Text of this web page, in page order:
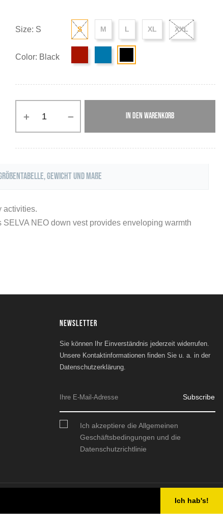
Ich hab's!
Size: S S M L XL XXL
Color: Black
IN DEN WARENKORB
Gewicht und Maße
activities.
NEO down vest provides enveloping warmth
NEWSLETTER
Sie können Ihr Einverständnis jederzeit widerrufen.
Unsere Kontaktinformationen finden Sie u. a. in der
Datenschutzerklärung.
Subscribe
Ich akzeptiere die Allgemeinen
Geschäftsbedingungen und die
Datenschutzrichtlinie